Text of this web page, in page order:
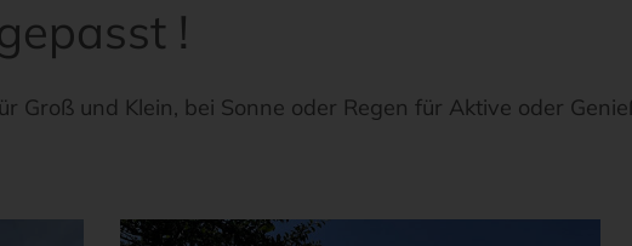
!
Groß und Klein, bei Sonne oder Regen für Aktive oder